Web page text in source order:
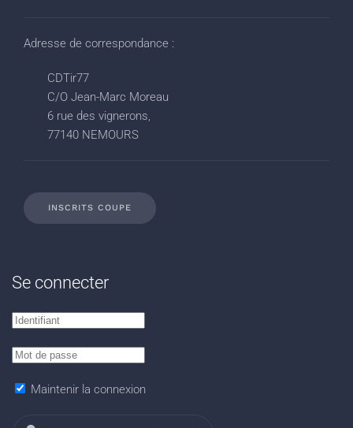
Adresse de correspondance :
CDTir77
C/O Jean-Marc Moreau
6 rue des vignerons,
77140 NEMOURS
INSCRITS COUPE
Se connecter
Maintenir la connexion